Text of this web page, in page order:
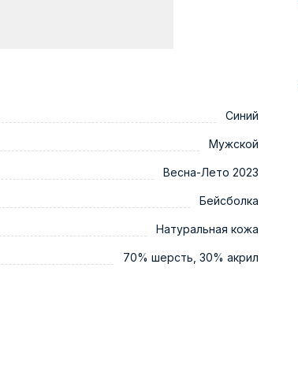
Синий
Мужской
Весна-Лето 2023
Бейсболка
Натуральная кожа
70% шерсть, 30% акрил